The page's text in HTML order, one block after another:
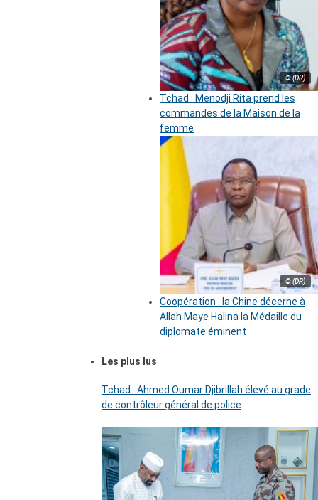
© (DR)
Tchad : Menodji Rita prend les
commandes de la Maison de la
femme
© (DR)
Coopération : la Chine décerne à
Allah Maye Halina la Médaille du
diplomate éminent
Les plus lus
Tchad : Ahmed Oumar Djibrillah élevé au grade
de contrôleur général de police